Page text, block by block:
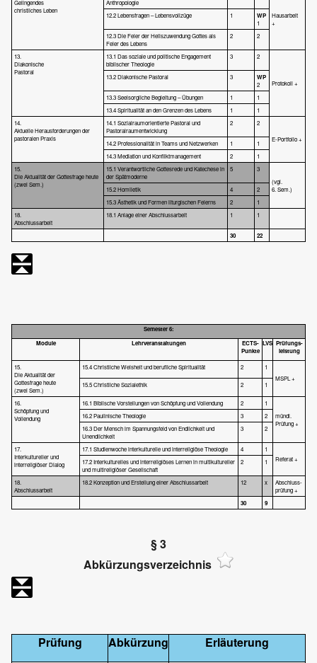
Gelingendes
christliches Leben
Anthropologie
Hausarbeit
+
12.2 Lebensfragen – Lebensvollzüge 1
WP
1
12.3 Die Feier der Heilszuwendung Gottes als
Feier des Lebens
2 2
13.
Diakonische
Pastoral
13.1 Das soziale und politische Engagement
biblischer Theologie
3 2
Protokoll +
13.2 Diakonische Pastoral 3
WP
2
13.3 Seelsorgliche Begleitung – Übungen
1
1
13.4 Spiritualität an den Grenzen des Lebens
1
1
14.
Aktuelle Herausforderungen der
pastoralen Praxis
14.1 Sozialraumorientierte Pastoral und
Pastoralraumentwicklung
2 2
E-Portfolio +
14.2 Professionalität in Teams und Netzwerken 1
1
14.3 Mediation und Konfliktmanagement
2
1
15.
Die Aktualität der Gottesfrage heute
(zwei Sem.)
15.1 Verantwortliche Gottesrede und Katechese in
der Spätmoderne
5
3
(vgl.
6. Sem.)
15.2 Homiletik 4
2
15.3 Ästhetik und Formen liturgischen Feierns
2
1
18.
Abschlussarbeit
18.1 Anlage einer Abschlussarbeit 1 1
30 22
Semester 6:
Module
Lehrveranstaltungen
ECTS-
Punkte
LVS Prüfungs-
leistung
15.
Die Aktualität der
Gottesfrage heute
(zwei Sem.)
15.4 Christliche Weisheit und berufliche Spiritualität 2
1
MSPL +
15.5 Christliche Sozialethik
2 1
16.
Schöpfung und
Vollendung
16.1 Biblische Vorstellungen von Schöpfung und Vollendung 2
1
mündl.
Prüfung +
16.2 Paulinische Theologie 3
2
16.3 Der Mensch im Spannungsfeld von Endlichkeit und
Unendlichkeit
3 2
17.
Interkultureller und
interreligiöser Dialog
17.1 Studienwoche interkulturelle und interreligiöse Theologie 4
1
Referat +
17.2 Interkulturelles und interreligiöses Lernen in multikultureller
und multireligiöser Gesellschaft
2 1
18.
Abschlussarbeit
18.2 Konzeption und Erstellung einer Abschlussarbeit 12 x
Abschluss-
prüfung +
30
9
§ 3
Abkürzungsverzeichnis
Prüfung Abkürzung
Erläuterung